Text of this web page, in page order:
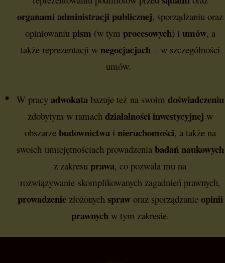
organami administracji publicznej, sporządzaniu oraz
opiniowaniu pism (w tym procesowych) i umów, a
także reprezentacji w negocjacjach– w szczególności
umów.
W pracy adwokatabazuje też na swoim doświadczeniu
zdobytym w ramach działalności inwestycyjnej w
obszarze budownictwai nieruchomości, a także na
swoich umiejętnościach prowadzenia badań naukowych
z zakresu prawa, co pozwala mu na
rozwiązywanie skomplikowanych zagadnień prawnych,
prowadzenie złożonych spraworaz sporządzanie opinii
prawnychw tym zakresie.